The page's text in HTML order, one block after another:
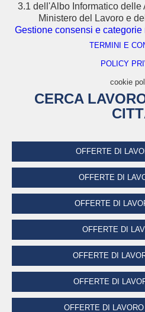
3.1 dell'Albo Informatico delle
Ministero del Lavoro e
Gestione consensi e
TERMINI E
POLICY
cookie
CERCA
OFFERTE DI
OFFERTE DI
OFFERTE DI
OFFERTE DI
OFFERTE DI
OFFERTE DI
OFFERTE DI